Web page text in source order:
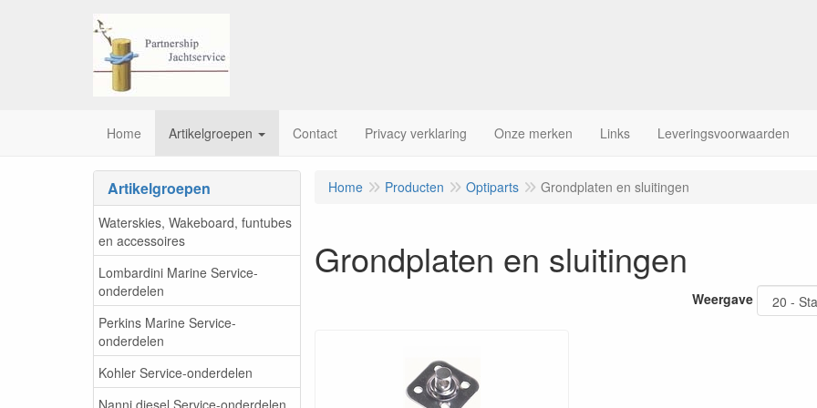
Home Artikelgroepen Contact Privacy verklaring Onze merken Links Leveringsvoorwaarden
Artikelgroepen
Waterskies, Wakeboard, funtubes
en accessoires
Lombardini Marine Service-
onderdelen
Perkins Marine Service-
onderdelen
Kohler Service-onderdelen
Nanni diesel Service-onderdelen
Home Producten Optiparts Grondplaten en sluitingen
Grondplaten en sluitingen
Weergave